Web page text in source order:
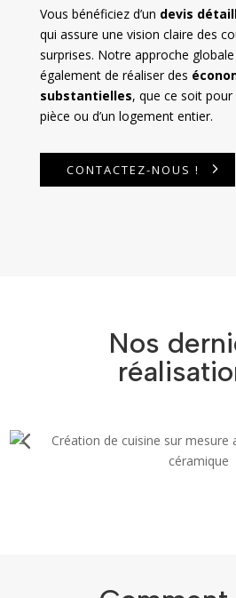
Vous bénéficiez d’un devis
qui assure une vision claire des
surprises. Notre approche
également de réaliser des
substantielles, que ce soit pour
pièce ou d’un logement entier.
CONTACTEZ-NOUS !
Nos